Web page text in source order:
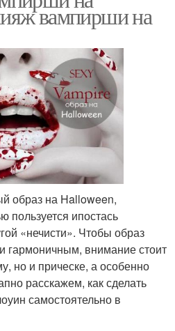
вампирши на
образ на Halloween,
пользуется ипостась
«нечисти». Чтобы образ
гармоничным, внимание стоит
но и прическе, а особенно
расскажем, как сделать
самостоятельно в